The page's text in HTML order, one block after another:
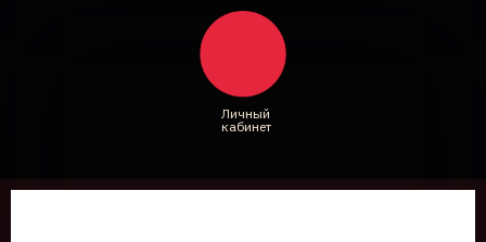
Личный
кабинет